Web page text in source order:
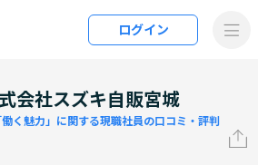
キップ
ログイン
会社スズキ自販宮城
く魅力」に関する現職社員の口コミ・評判